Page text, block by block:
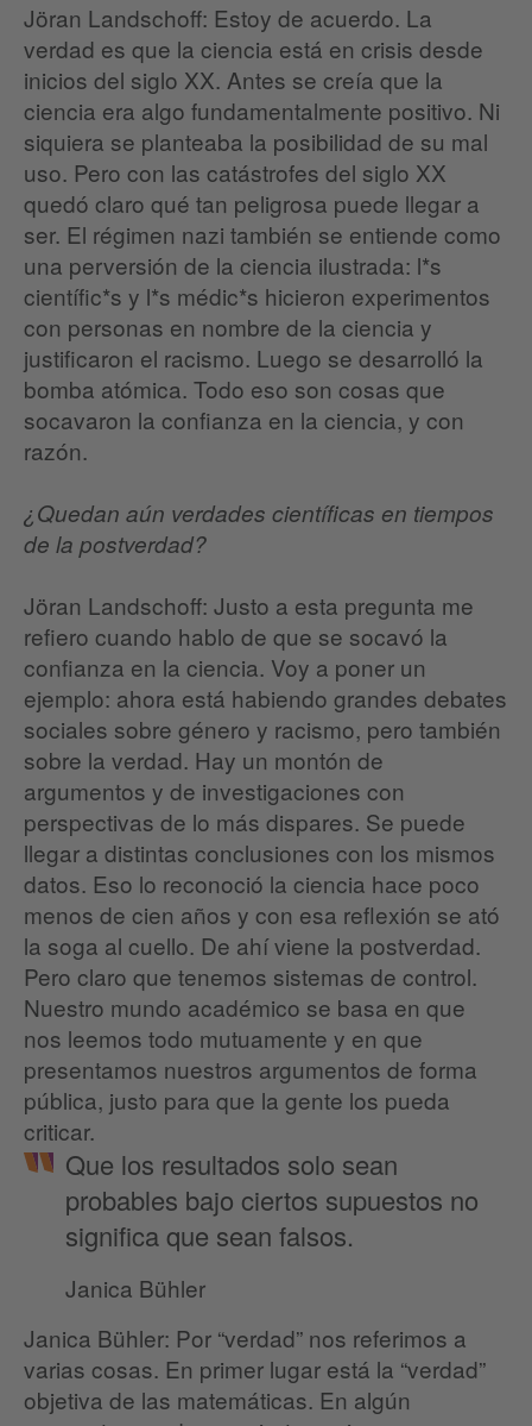
Jöran Landschoff: Estoy de acuerdo. La
verdad es que la ciencia está en crisis desde
inicios del siglo XX. Antes se creía que la
ciencia era algo fundamentalmente positivo. Ni
siquiera se planteaba la posibilidad de su mal
uso. Pero con las catástrofes del siglo XX
quedó claro qué tan peligrosa puede llegar a
ser. El régimen nazi también se entiende como
una perversión de la ciencia ilustrada: l*s
científic*s y l*s médic*s hicieron experimentos
con personas en nombre de la ciencia y
justificaron el racismo. Luego se desarrolló la
bomba atómica. Todo eso son cosas que
socavaron la confianza en la ciencia, y con
razón.
¿Quedan aún verdades científicas en tiempos
de la postverdad?
Jöran Landschoff: Justo a esta pregunta me
refiero cuando hablo de que se socavó la
confianza en la ciencia. Voy a poner un
ejemplo: ahora está habiendo grandes debates
sociales sobre género y racismo, pero también
sobre la verdad. Hay un montón de
argumentos y de investigaciones con
perspectivas de lo más dispares. Se puede
llegar a distintas conclusiones con los mismos
datos. Eso lo reconoció la ciencia hace poco
menos de cien años y con esa reflexión se ató
la soga al cuello. De ahí viene la postverdad.
Pero claro que tenemos sistemas de control.
Nuestro mundo académico se basa en que
nos leemos todo mutuamente y en que
presentamos nuestros argumentos de forma
pública, justo para que la gente los pueda
criticar.
Que los resultados solo sean
probables bajo ciertos supuestos no
significa que sean falsos.
Janica Bühler
Janica Bühler: Por “verdad” nos referimos a
varias cosas. En primer lugar está la “verdad”
objetiva de las matemáticas. En algún